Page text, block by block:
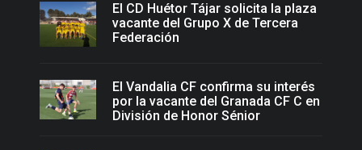
El CD Huétor Tájar solicita la plaza
vacante del Grupo X de Tercera
Federación
El Vandalia CF confirma su interés
por la vacante del Granada CF C en
División de Honor Sénior